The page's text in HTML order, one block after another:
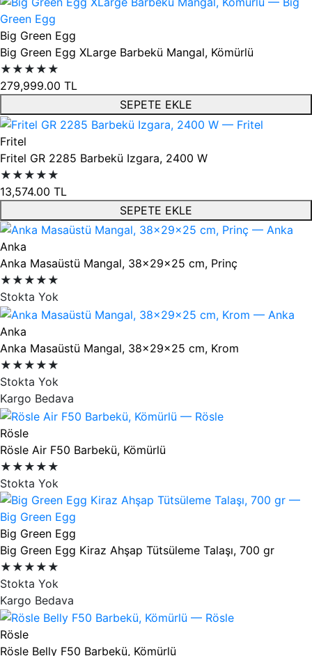
Big Green Egg
Big Green Egg XLarge Barbekü Mangal, Kömürlü
★★★★★
279,999.00 TL
SEPETE EKLE
Fritel
Fritel GR 2285 Barbekü Izgara, 2400 W
★★★★★
13,574.00 TL
SEPETE EKLE
Anka
Anka Masaüstü Mangal, 38x29x25 cm, Prinç
★★★★★
Stokta Yok
Anka
Anka Masaüstü Mangal, 38x29x25 cm, Krom
★★★★★
Stokta Yok
Kargo Bedava
Rösle
Rösle Air F50 Barbekü, Kömürlü
★★★★★
Stokta Yok
Big Green Egg
Big Green Egg Kiraz Ahşap Tütsüleme Talaşı, 700 gr
★★★★★
Stokta Yok
Kargo Bedava
Rösle
Rösle Belly F50 Barbekü, Kömürlü